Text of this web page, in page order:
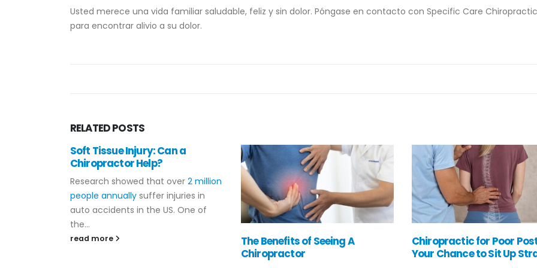
Usted merece una vida familiar saludable, feliz y sin dolor. Póngase en contacto con Specific Care
para encontrar alivio a su dolor.
RELATEDPOSTS
Soft Tissue Injury: Can a
Chiropractor Help?
Research showed that over 2 million
people annually suffer injuries in
auto accidents in the US. One of
the...
read more
The Benefits of Seeing A
Chiropractor
Chiropractic for Poor
Your Chance to Sit Up